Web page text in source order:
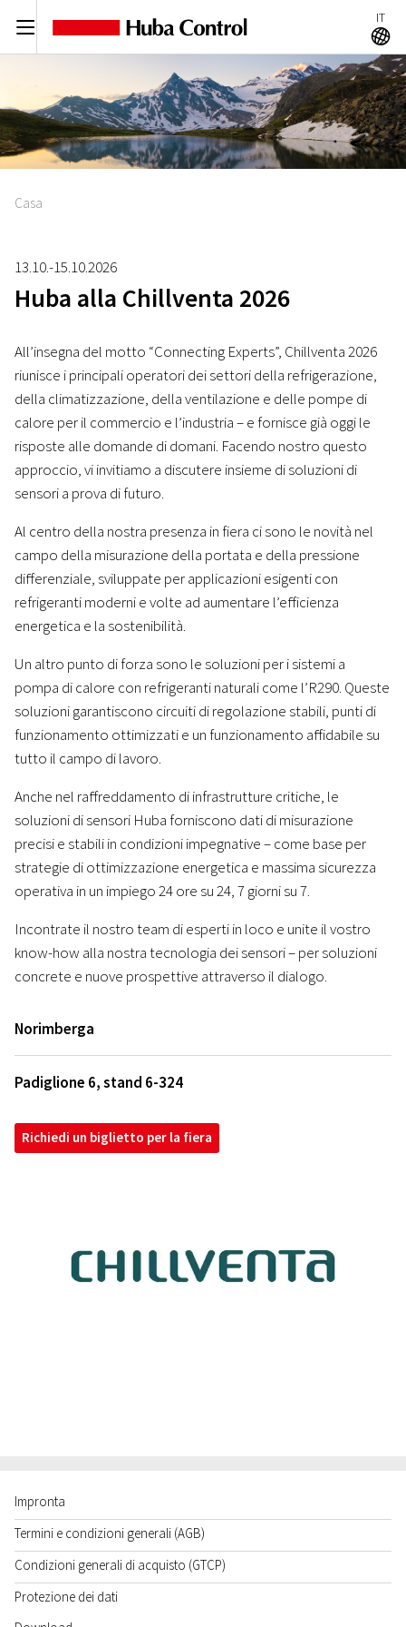
C IT
A
Casa
13.10.-15.10.2026
Huba alla Chillventa 2026
All’insegna del motto “Connecting Experts”, Chillventa 2026
riunisce i principali operatori dei settori della refrigerazione,
della climatizzazione, della ventilazione e delle pompe di
calore per il commercio e l’industria – e fornisce già oggi le
risposte alle domande di domani. Facendo nostro questo
approccio, vi invitiamo a discutere insieme di soluzioni di
sensori a prova di futuro.
Al centro della nostra presenza in fiera ci sono le novità nel
campo della misurazione della portata e della pressione
differenziale, sviluppate per applicazioni esigenti con
refrigeranti moderni e volte ad aumentare l’efficienza
energetica e la sostenibilità.
Un altro punto di forza sono le soluzioni per i sistemi a
pompa di calore con refrigeranti naturali come l’R290. Queste
soluzioni garantiscono circuiti di regolazione stabili, punti di
funzionamento ottimizzati e un funzionamento affidabile su
tutto il campo di lavoro.
Anche nel raffreddamento di infrastrutture critiche, le
soluzioni di sensori Huba forniscono dati di misurazione
precisi e stabili in condizioni impegnative – come base per
strategie di ottimizzazione energetica e massima sicurezza
operativa in un impiego 24 ore su 24, 7 giorni su 7.
Incontrate il nostro team di esperti in loco e unite il vostro
know-how alla nostra tecnologia dei sensori – per soluzioni
concrete e nuove prospettive attraverso il dialogo.
Norimberga
Padiglione 6, stand 6-324
Richiedi un biglietto per la fiera
Impronta
Termini e condizioni generali (AGB)
Condizioni generali di acquisto (GTCP)
Protezione dei dati